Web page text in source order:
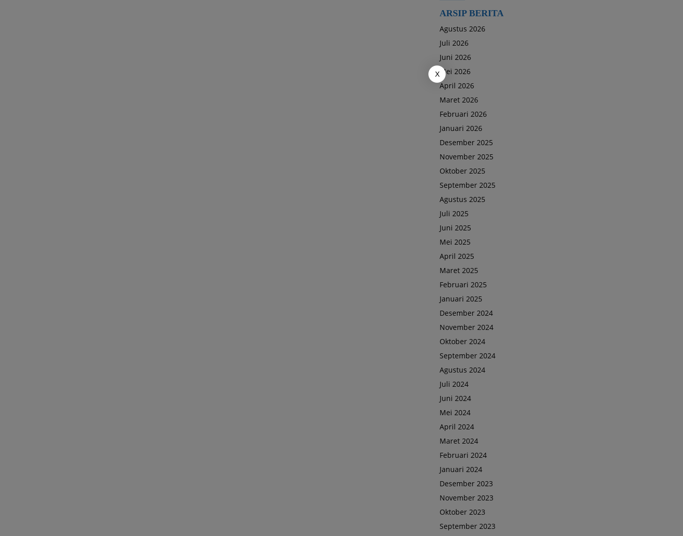
ARSIP BERITA
Agustus 2026
Juli 2026
Juni 2026
Mei 2026
April 2026
Maret 2026
Februari 2026
Januari 2026
Desember 2025
November 2025
Oktober 2025
September 2025
Agustus 2025
Juli 2025
Juni 2025
Mei 2025
April 2025
Maret 2025
Februari 2025
Januari 2025
Desember 2024
November 2024
Oktober 2024
September 2024
Agustus 2024
Juli 2024
Juni 2024
Mei 2024
April 2024
Maret 2024
Februari 2024
Januari 2024
Desember 2023
November 2023
Oktober 2023
September 2023
X